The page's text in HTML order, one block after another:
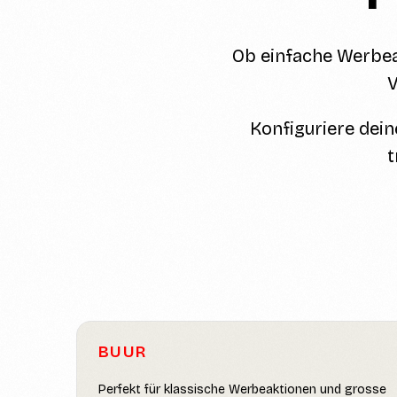
Ob einfache
Konfiguriere
BUUR
Perfekt für klassische Werbeaktionen und grosse